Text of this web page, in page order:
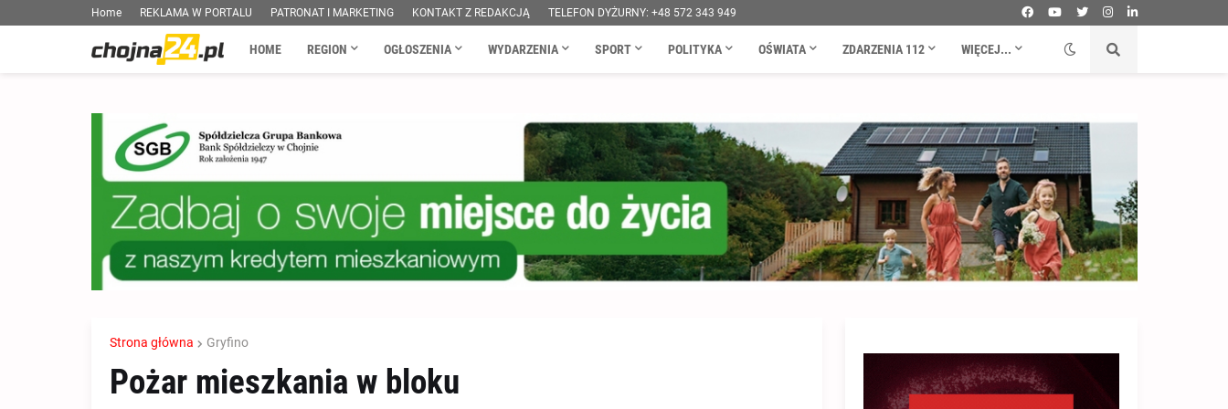
Home REKLAMA W PORTALU PATRONAT I MARKETING KONTAKT Z REDAKCJĄ TELEFON DYŻURNY: +48 572 343 949
HOME REGION OGŁOSZENIA WYDARZENIA SPORT POLITYKA OŚWIATA ZDARZENIA 112 WIĘCEJ...
Strona główna Gryfino
Pożar mieszkania w bloku